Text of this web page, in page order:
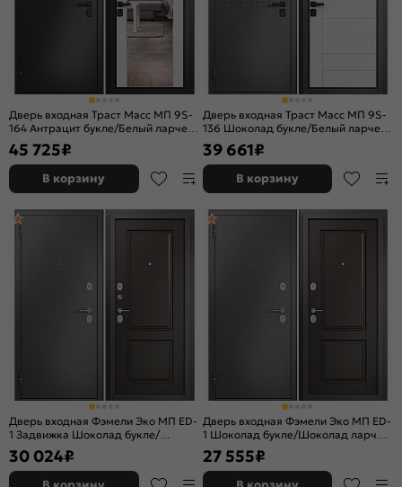
Дверь входная Траст Масс МП 9S-
164 Антрацит букле/Белый ларче, с
зеркалом, 2 замка, с ночной
задвижкой
45 725₽
В корзину
Дверь входная Траст Масс МП 9S-
136 Шоколад букле/Белый ларче, 2
замка, с ночной задвижкой
39 661₽
В корзину
Дверь входная Фэмели Эко МП ED-
1 Задвижка Шоколад букле/
Шоколад ларче, 2 замка, с ночной
задвижкой
30 024₽
Дверь входная Фэмели Эко МП ED-
1 Шоколад букле/Шоколад ларче,
2 замка
27 555₽